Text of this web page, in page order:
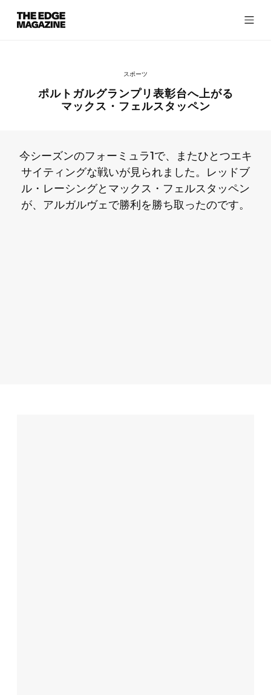
The
Edge
Magazine
スポーツ
ポルトガルグランプリ表彰台へ上がる
マックス・フェルスタッペン
今シーズンのフォーミュラ1で、またひとつエキ
サイティングな戦いが見られました。レッドブ
ル・レーシングとマックス・フェルスタッペン
が、アルガルヴェで勝利を勝ち取ったのです。